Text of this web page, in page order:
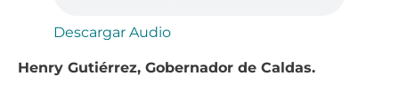
Descargar Audio
Henry Gutiérrez, Gobernador de Caldas.